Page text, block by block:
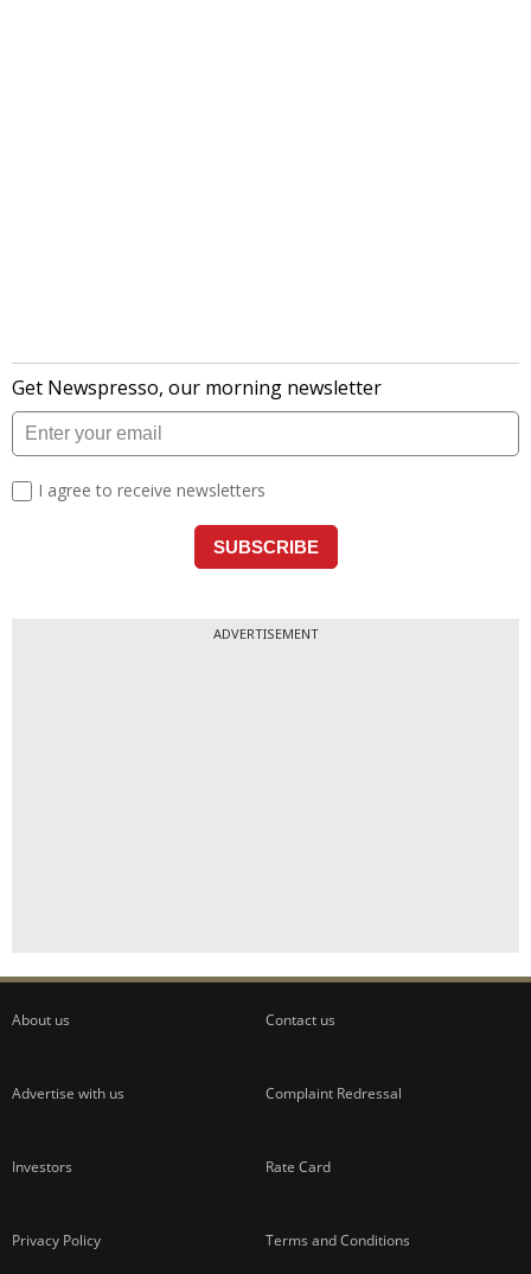
ADVERTISEMENT
About us Contact us
Advertise with us Complaint Redressal
Investors Rate Card
Privacy Policy Terms and Conditions